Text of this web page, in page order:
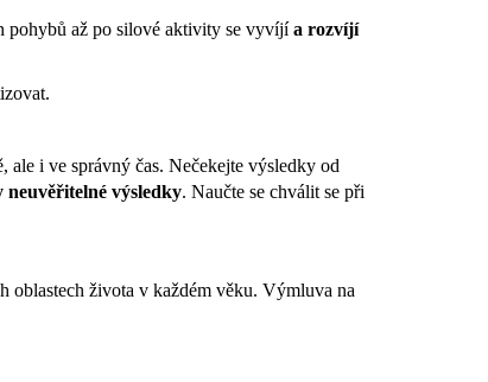
pohybů až po silové aktivity se vyvíjía rozvíjí
i ve správný čas. Nečekejte výsledky od
výsledky. Naučte se chválit se při
oblastech života v každém věku. Výmluva na